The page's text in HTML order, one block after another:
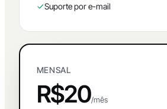
Suporte por e-mail
MENSAL
R$20/mês